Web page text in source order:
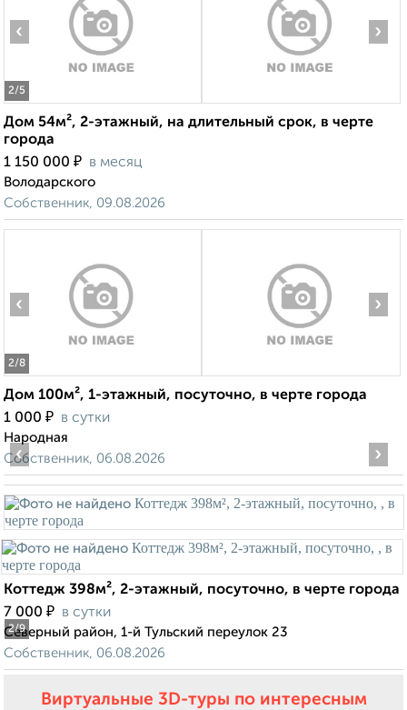
2/5
‹ ›
Дом 54м², 2-этажный, на длительный срок, в черте
города
1 150 000 ₽ в месяц
Володарского
Собственник, 09.08.2026
2/8
‹ ›
Дом 100м², 1-этажный, посуточно, в черте города
1 000 ₽ в сутки
Народная
Собственник, 06.08.2026
2/9
‹ ›
Коттедж 398м², 2-этажный, посуточно, в черте города
7 000 ₽ в сутки
Северный район, 1-й Тульский переулок 23
Собственник, 06.08.2026
Виртуальные 3D-туры по интересным